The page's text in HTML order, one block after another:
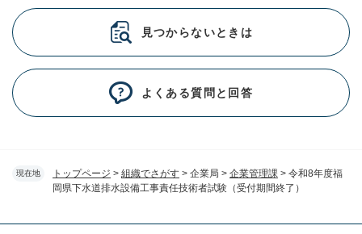
現在地 トップページ > 組織でさがす > 企業局 > 企業管理課 > 令和8年度福
岡県下水道排水設備工事責任技術者試験（受付期間終了）
見つからないときは
よくある質問と回答